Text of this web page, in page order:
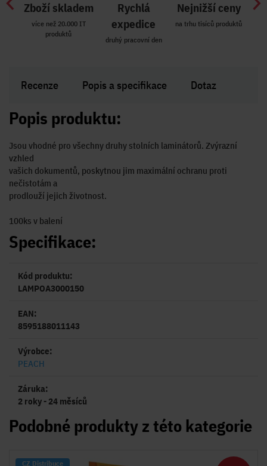
Zboží skladem
více než 20.000 IT
produktů
Rychlá
expedice
druhý pracovní den
Nejnižší ceny
na trhu tisíců produktů
Recenze Popis a specifikace Dotaz
Popis produktu:
Jsou vhodné pro všechny druhy stolních laminátorů. Zvýrazní
vzhled
vašich dokumentů, poskytnou jim maximální ochranu proti
nečistotám a
prodlouží jejich životnost.
100ks v balení
Specifikace:
Kód produktu:
LAMPOA3000150
EAN:
8595188011143
Výrobce:
PEACH
Záruka:
2 roky - 24 měsíců
Podobné produkty z této kategorie
CZ Distribuce